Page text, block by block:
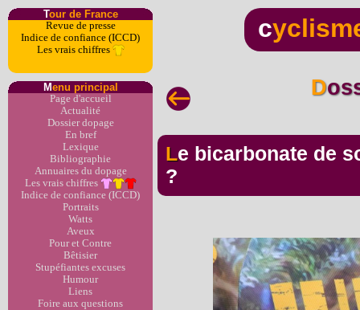
Tour de France
Revue de presse
Indice de confiance (ICCD)
Les vrais chiffres
Menu principal
Page d'accueil
Actualité
Dossier dopage
En bref
Lexique
Bibliographie
Annuaires du dopage
Les vrais chiffres
Indice de confiance (ICCD)
Portraits
Watts
Aveux
Pour et Contre
Bêtisier
Stupéfiantes excuses
Humour
Liens
Foire aux questions
c
Le bicarbonate de soude, le carburant magique
?